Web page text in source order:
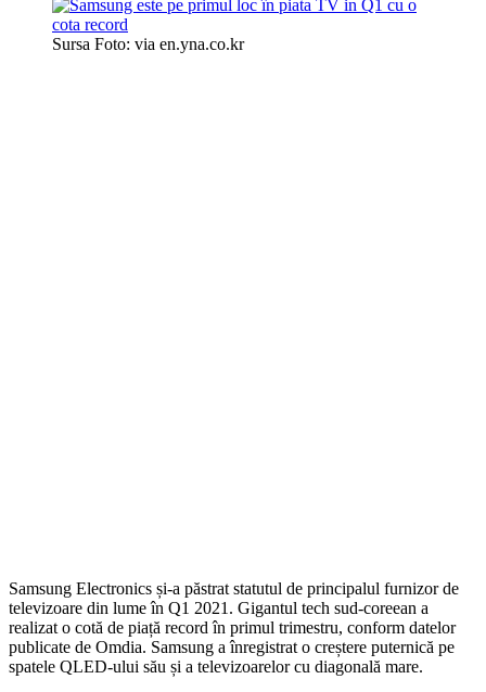
Sursa Foto: via en.yna.co.kr
Samsung Electronics și-a păstrat statutul de principalul furnizor de
televizoare din lume în Q1 2021. Gigantul tech sud-coreean a
realizat o cotă de piață record în primul trimestru, conform datelor
publicate de Omdia. Samsung a înregistrat o creștere puternică pe
spatele QLED-ului său și a televizoarelor cu diagonală mare.